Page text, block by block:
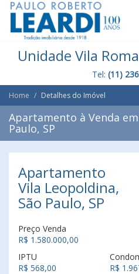
Unidade Vila
Tel: (11)
Home Detalhes do Imóvel
Apartamento à Venda
Paulo, SP
Apartamento
Vila Leopoldina,
São Paulo, SP
Preço Venda
R$ 1.580.000,00
IPTU
R$ 568,00
R$